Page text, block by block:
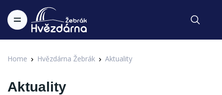
Home Hvězdárna Žebrák Aktuality
Aktuality